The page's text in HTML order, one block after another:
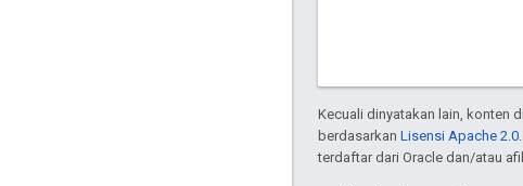
Kecuali dinyatakan lain, konten
berdasarkan Lisensi Apache 2.0
terdaftar dari Oracle dan/atau